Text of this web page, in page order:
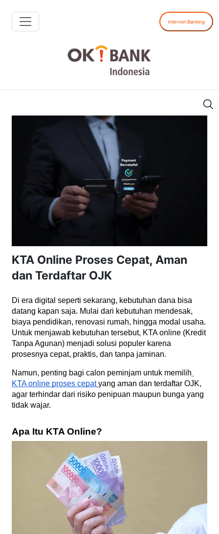
Internet Banking
KTA Online Proses Cepat, Aman
dan Terdaftar OJK
Di era digital seperti sekarang, kebutuhan dana bisa
datang kapan saja. Mulai dari kebutuhan mendesak,
biaya pendidikan, renovasi rumah, hingga modal usaha.
Untuk menjawab kebutuhan tersebut, KTA online (Kredit
Tanpa Agunan) menjadi solusi populer karena
prosesnya cepat, praktis, dan tanpa jaminan.
Namun, penting bagi calon peminjam untuk memilih
KTA online proses cepat yang aman dan terdaftar OJK,
agar terhindar dari risiko penipuan maupun bunga yang
tidak wajar.
Apa Itu KTA Online?